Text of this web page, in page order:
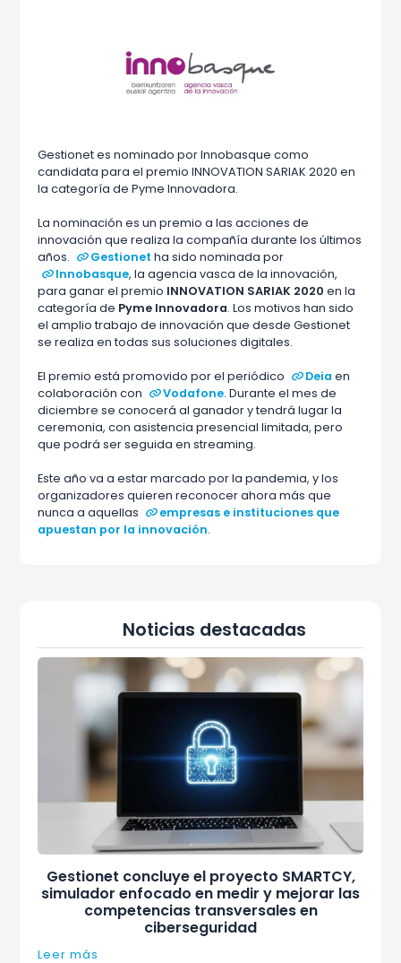
Gestionet es nominado por Innobasque como
candidata para el premio INNOVATION SARIAK 2020 en
la categoría de Pyme Innovadora.
La nominación es un premio a las acciones de
innovación que realiza la compañía durante los últimos
años.
Gestionet ha sido nominada por
Innobasque, la agencia vasca de la innovación,
para ganar el premio INNOVATION SARIAK 2020 en la
categoría de Pyme Innovadora. Los motivos han sido
el amplio trabajo de innovación que desde Gestionet
se realiza en todas sus soluciones digitales.
El premio está promovido por el periódico Deia en
colaboración con
Vodafone. Durante el mes de
diciembre se conocerá al ganador y tendrá lugar la
ceremonia, con asistencia presencial limitada, pero
que podrá ser seguida en streaming.
Este año va a estar marcado por la pandemia, y los
organizadores quieren reconocer ahora más que
nunca a aquellas
empresas e instituciones que
apuestan por la innovación.
Noticias destacadas
Gestionet concluye el proyecto SMARTCY,
simulador enfocado en medir y mejorar las
competencias transversales en
ciberseguridad
Leer más